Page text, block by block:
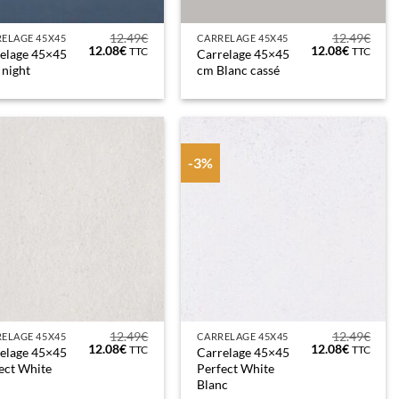
45X45
45×45
night
12.49€
Le
12.49€.
12.08€Le
12.08€.
TTC
CARRELAGE 45X45
Carrelage 45×45
cm Blanc cassé
12.49€
Le
12.49€.
12.08€Le
12.08€.
TTC
45X45
45×45
White
12.49€
Le
12.08€Le
TTC
-3%
CARRELAGE 45X45
Carrelage 45×45
Perfect White
Blanc
12.49€
Le
12.08€Le
TTC